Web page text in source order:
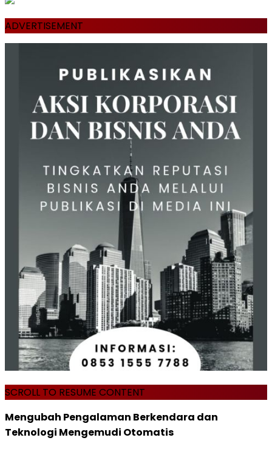
ADVERTISEMENT
SCROLL TO RESUME CONTENT
Mengubah Pengalaman Berkendara dan
Teknologi Mengemudi Otomatis